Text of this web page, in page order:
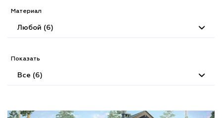
Материал
Любой (6)
Показать
Все (6)